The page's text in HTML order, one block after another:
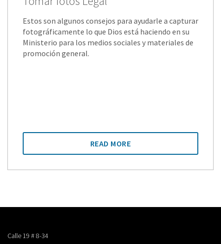
Estos son algunos consejos para ayudarle a capturar
fotográficamente lo que Dios está haciendo en su
Ministerio para los medios sociales y materiales de
promoción general.
READ MORE
Calle 19 # 8-34